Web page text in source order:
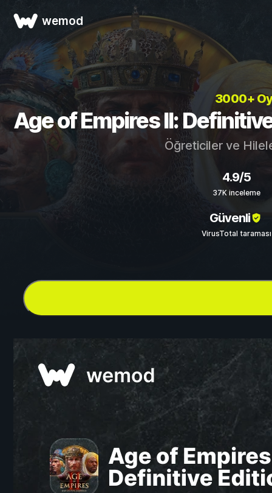
wemod
3000+
Age of Empires II:
Öğreticiler ve
4.9/5
37K inceleme
Güvenli
VirusTotal taraması